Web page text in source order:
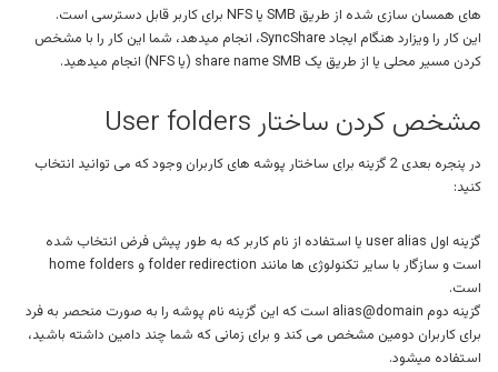
های همسان سازی شده از طریق SMB یا NFS برای کاربر قابل دسترسی است.
این کار را ویزارد هنگام ایجاد SyncShare، انجام میدهد، شما این کار را با مشخص
کردن مسیر محلی یا از طریق یک share name SMB (یا NFS) انجام میدهید.
مشخص کردن ساختار User folders
در پنجره بعدی 2 گزینه برای ساختار پوشه های کاربران وجود که می توانید انتخاب
کنید:
گزینه اول user alias یا استفاده از نام کاربر که به طور پیش فرض انتخاب شده
است و سازگار با سایر تکنولوژی ها مانند folder redirection و home folders
است.
گزینه دوم alias@domain است که این گزینه نام پوشه را به صورت منحصر به فرد
برای کاربران دومین مشخص می کند و برای زمانی که شما چند دامین داشته باشید،
استفاده میشود.